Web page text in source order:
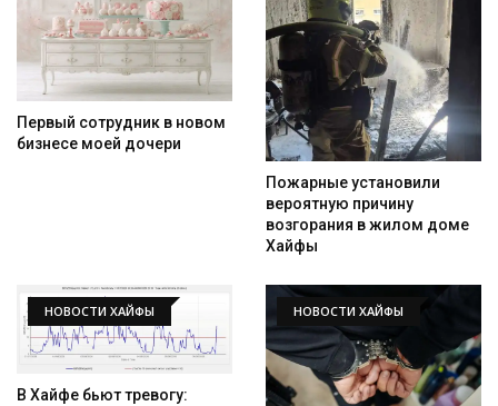
Первый сотрудник в новом
бизнесе моей дочери
Пожарные установили
вероятную причину
возгорания в жилом доме
Хайфы
НОВОСТИ ХАЙФЫ
В Хайфе бьют тревогу:
НОВОСТИ ХАЙФЫ